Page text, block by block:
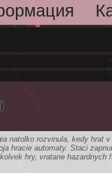
natolko rozvinula, kedy hrat
hracie automaty. Staci
hry, vratane hazardnych